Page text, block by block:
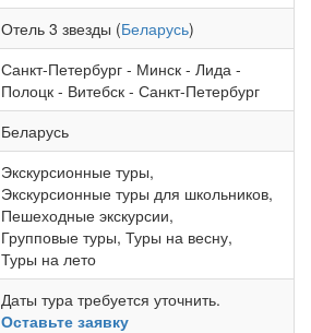
Отель 3 звезды (Беларусь)
Санкт-Петербург - Минск - Лида -
Полоцк - Витебск - Санкт-Петербург
Беларусь
Экскурсионные туры,
Экскурсионные туры для школьников,
Пешеходные экскурсии,
Групповые туры, Туры на весну,
Туры на лето
Даты тура требуется уточнить.
Оставьте заявку